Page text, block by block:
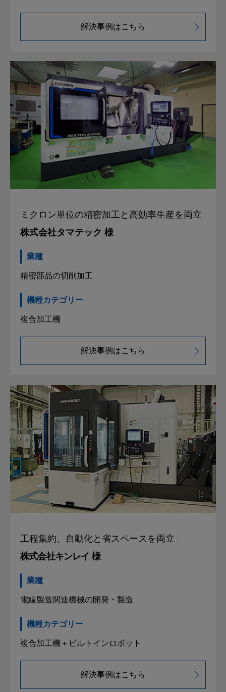
解決事例はこちら
ミクロン単位の精密加工と 高効率生産を両立
株式会社タマテック 様
業種
精密部品の切削加工
機種カテゴリー
複合加工機
解決事例はこちら
工程集約、自動化と 省スペースを両立
株式会社キンレイ 様
業種
電線製造関連機械の開発・製造
機種カテゴリー
複合加工機＋ビルトインロボット
解決事例はこちら